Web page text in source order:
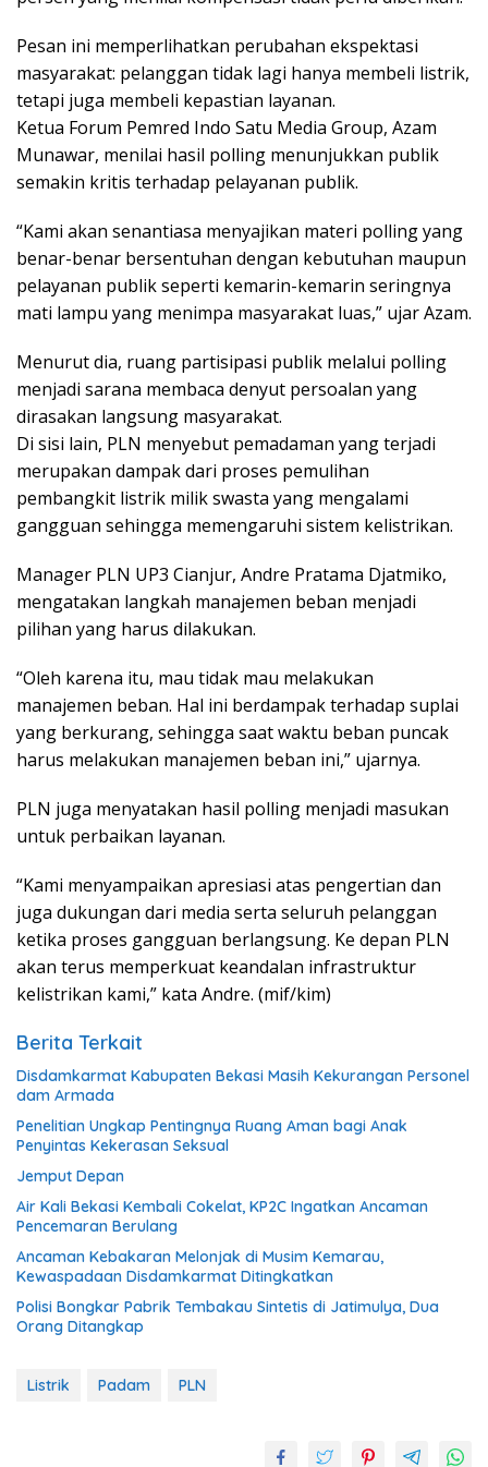
Pesan ini memperlihatkan perubahan ekspektasi
masyarakat: pelanggan tidak lagi hanya membeli listrik,
tetapi juga membeli kepastian layanan.
Ketua Forum Pemred Indo Satu Media Group, Azam
Munawar, menilai hasil polling menunjukkan publik
semakin kritis terhadap pelayanan publik.
“Kami akan senantiasa menyajikan materi polling yang
benar-benar bersentuhan dengan kebutuhan maupun
pelayanan publik seperti kemarin-kemarin seringnya
mati lampu yang menimpa masyarakat luas,” ujar Azam.
Menurut dia, ruang partisipasi publik melalui polling
menjadi sarana membaca denyut persoalan yang
dirasakan langsung masyarakat.
Di sisi lain, PLN menyebut pemadaman yang terjadi
merupakan dampak dari proses pemulihan
pembangkit listrik milik swasta yang mengalami
gangguan sehingga memengaruhi sistem kelistrikan.
Manager PLN UP3 Cianjur, Andre Pratama Djatmiko,
mengatakan langkah manajemen beban menjadi
pilihan yang harus dilakukan.
“Oleh karena itu, mau tidak mau melakukan
manajemen beban. Hal ini berdampak terhadap suplai
yang berkurang, sehingga saat waktu beban puncak
harus melakukan manajemen beban ini,” ujarnya.
PLN juga menyatakan hasil polling menjadi masukan
untuk perbaikan layanan.
“Kami menyampaikan apresiasi atas pengertian dan
juga dukungan dari media serta seluruh pelanggan
ketika proses gangguan berlangsung. Ke depan PLN
akan terus memperkuat keandalan infrastruktur
kelistrikan kami,” kata Andre. (mif/kim)
Berita Terkait
Disdamkarmat Kabupaten Bekasi Masih Kekurangan Personel
dam Armada
Penelitian Ungkap Pentingnya Ruang Aman bagi Anak
Penyintas Kekerasan Seksual
Jemput Depan
Air Kali Bekasi Kembali Cokelat, KP2C Ingatkan Ancaman
Pencemaran Berulang
Ancaman Kebakaran Melonjak di Musim Kemarau,
Kewaspadaan Disdamkarmat Ditingkatkan
Polisi Bongkar Pabrik Tembakau Sintetis di Jatimulya, Dua
Orang Ditangkap
Listrik Padam PLN